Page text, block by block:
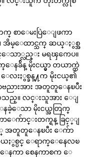
စာေမးပြဲေျဖကာ
အိမ္ေထာင္သက္ ဆယ္ႏွစ္အ
င္ေသာ္လည္း မရၾကေပ။
ခ်ိန္ မိုးငယ္မွာ တယာက္ထဲ
းႏွစ္ခန္႔က မိုးငယ္၏
ညားအား အတူတူေနၿပီး
ည္။ လင္းသူအား ေျ
ေသာ မိုးငယ္အတြက္
က်ာင္းတက္ရန္ ခြင့္ျ
အတူတူေနၿပီး ေက်ာ
ႏွစ္ပင္ ေရာက္ေနေလၿ
ေနကာ စေနကာစက ေ